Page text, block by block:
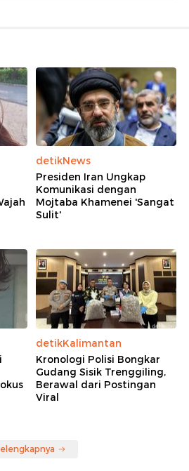
detikNews
Presiden Iran Ungkap
Komunikasi dengan
Mojtaba Khamenei 'Sangat
Sulit'
detikKalimantan
Kronologi Polisi Bongkar
Gudang Sisik Trenggiling,
Berawal dari Postingan
Viral